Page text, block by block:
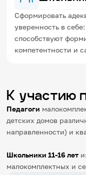
Сформировать
уверенность в
способствуют
компетентности и
К участию
Педагоги
детских домов
направленности) и
Школьники 11-16 лет
малокомплектных и